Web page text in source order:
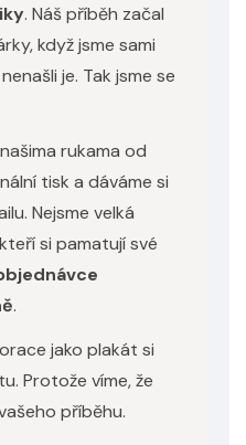
. Náš příběh začal
když jsme sami
je. Tak jsme se
rukama od
tisk a dáváme si
Nejsme velká
si pamatují své
.
jako plakát si
Protože víme, že
příběhu.